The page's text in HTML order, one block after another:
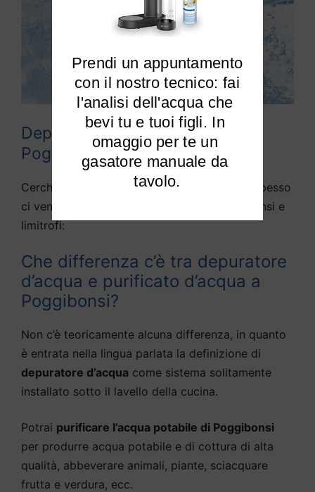
Depuratori acqua domestici
Poggibonsi
Cerchiamo di rispondere alle domande che spesso
ci vengono fatte da diversi utenti di Poggibonsi e
limitrofi:
Che differenza c’è tra depuratore
d’acqua e purificato d’acqua a
Poggibonsi?
Non c’è teoricamente alcuna differenza, in quanto
è entrata nella lingua parlata la definizione di
depuratore d’acqua come sistema solitamente
installato sotto il lavello della cucina.
Potrai purificare l’acqua potabile di Poggibonsi
per produrre acqua potabile e di cottura di alta
qualità, abbeverare animali, piante, sciacquare
frutta e verdura, ecc.
Prendi un appuntamento
l'analisi dell'acqua che
bevi tu e tuoi figli. In
omaggio per te un
gasatore manuale da
tavolo.